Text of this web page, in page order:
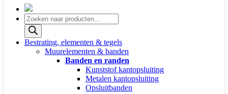
Producten
zoeken
Bestrating, elementen & tegels
Muurelementen & banden
Banden en randen
Kunststof kantopsluiting
Metalen kantopsluiting
Opsluitbanden